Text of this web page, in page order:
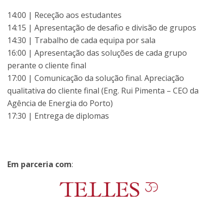
14:00 | Receção aos estudantes
14:15 | Apresentação de desafio e divisão de grupos
14:30 | Trabalho de cada equipa por sala
16:00 | Apresentação das soluções de cada grupo
perante o cliente final
17:00 | Comunicação da solução final. Apreciação
qualitativa do cliente final (Eng. Rui Pimenta – CEO da
Agência de Energia do Porto)
17:30 | Entrega de diplomas
Em parceria com: